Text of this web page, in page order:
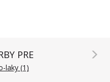
PRE
laky (1)